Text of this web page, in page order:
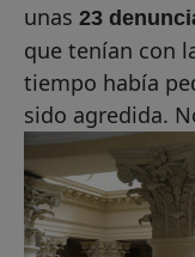
unas 23
que tenían con
tiempo había
sido agredida.